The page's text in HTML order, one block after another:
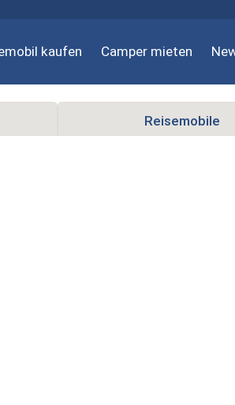
kaufen Camper mieten
Reisemobile